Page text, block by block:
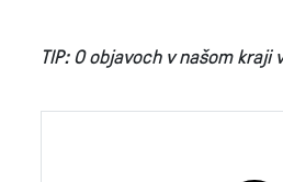
TIP: O objavoch v našom